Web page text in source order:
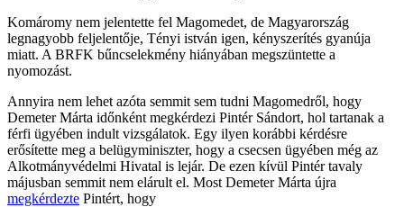
Komáromy nem jelentette fel Magomedet, de Magyarország
legnagyobb feljelentője, Tényi istván igen, kényszerítés gyanúja
miatt. A BRFK bűncselekmény hiányában megszüntette a
nyomozást.
Annyira nem lehet azóta semmit sem tudni Magomedről, hogy
Demeter Márta időnként megkérdezi Pintér Sándort, hol tartanak a
férfi ügyében indult vizsgálatok. Egy ilyen korábbi kérdésre
erősítette meg a belügyminiszter, hogy a csecsen ügyében még az
Alkotmányvédelmi Hivatal is lejár. De ezen kívül Pintér tavaly
májusban semmit nem elárult el. Most Demeter Márta újra
megkérdezte Pintért, hogy